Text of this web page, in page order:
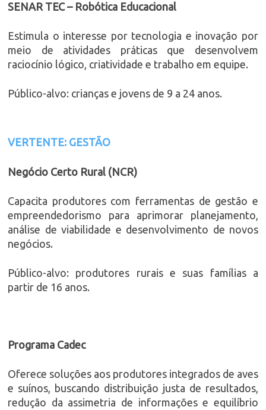
SENAR TEC – Robótica Educacional
Estimula o interesse por tecnologia e inovação por
meio de atividades práticas que desenvolvem
raciocínio lógico, criatividade e trabalho em equipe.
Público-alvo: crianças e jovens de 9 a 24 anos.
VERTENTE: GESTÃO
Negócio Certo Rural (NCR)
Capacita produtores com ferramentas de gestão e
empreendedorismo para aprimorar planejamento,
análise de viabilidade e desenvolvimento de novos
negócios.
Público-alvo: produtores rurais e suas famílias a
partir de 16 anos.
Programa Cadec
Oferece soluções aos produtores integrados de aves
e suínos, buscando distribuição justa de resultados,
redução da assimetria de informações e equilíbrio